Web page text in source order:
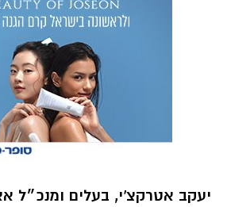
יעקב אטרקצ'י, בעלים ומנכ״ל